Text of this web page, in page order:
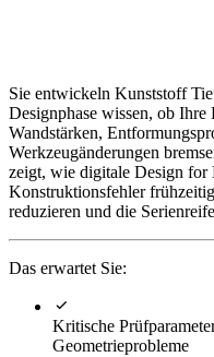
Sie entwickeln Kunststoff
Designphase wissen, ob
Wandstärken,
Werkzeugänderungen
zeigt, wie digitale Design
Konstruktionsfehler
reduzieren und die
Das erwartet Sie:
Kritische
Geometrieprobleme